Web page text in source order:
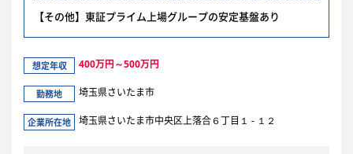
【その他】東証プライム上場グループの安定基盤あり
想定年収 400万円～500万円
勤務地 埼玉県さいたま市
企業所在地 埼玉県さいたま市中央区上落合６丁目１ - １２